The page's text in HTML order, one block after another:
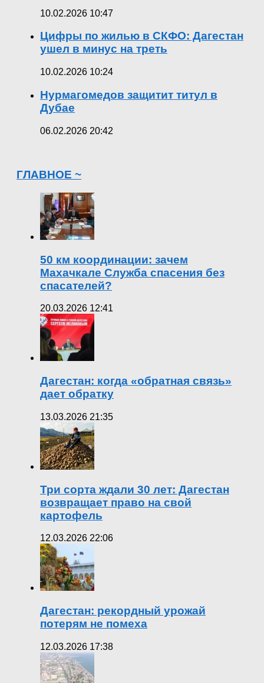
10.02.2026 10:47
Цифры по жилью в СКФО: Дагестан
ушел в минус на треть
10.02.2026 10:24
Нурмагомедов защитит титул в
Дубае
06.02.2026 20:42
ГЛАВНОЕ ~
50 км координации: зачем
Махачкале Служба спасения без
спасателей?
20.03.2026 12:41
Дагестан: когда «обратная связь»
дает обратку
13.03.2026 21:35
Три сорта ждали 30 лет: Дагестан
возвращает право на свой
картофель
12.03.2026 22:06
Дагестан: рекордный урожай
потерям не помеха
12.03.2026 17:38